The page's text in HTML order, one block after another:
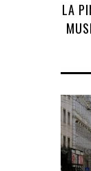
LA